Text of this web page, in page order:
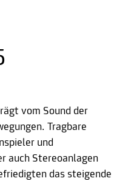
vom Sound der
Tragbare
und
auch Stereoanlagen
das steigende